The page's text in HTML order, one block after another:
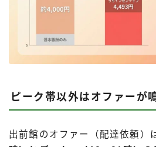
ピーク帯以外はオファーが
出前館のオファー（配達依頼）